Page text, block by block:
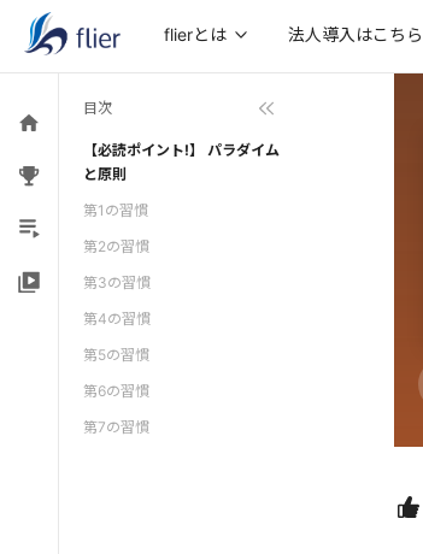
flierとは 法人導入はこちら
目次
【必読ポイント!】 パラダイム
と原則
第1の習慣
第2の習慣
第3の習慣
第4の習慣
第5の習慣
第6の習慣
第7の習慣